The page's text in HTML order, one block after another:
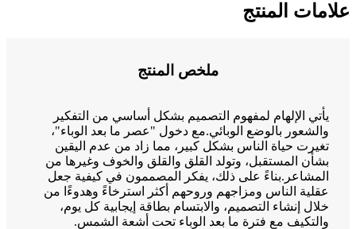
علامات المنتج
ملخص المنتج
يأتي الإلهام لمفهوم التصميم بشكل أساسي من التفكير
والشعور بالوضع الوبائي.مع دخول "عصر ما بعد الوباء"،
تغيرت حياة الناس بشكل كبير، مما زاد من عدم اليقين
بشأن المستقبل، وتولد القلق والقلق والخوف وغيرها من
المشاعر.بناءً على ذلك، يفكر المصممون في كيفية جعل
عقلية الناس ومزاجهم وروحهم أكثر استرخاءً وهدوءًا من
خلال إنشاء التصميم، والابتسام بطاقة إيجابية كل يوم،
والتكيف مع فترة ما بعد الوباء تحت أشعة الشمس.